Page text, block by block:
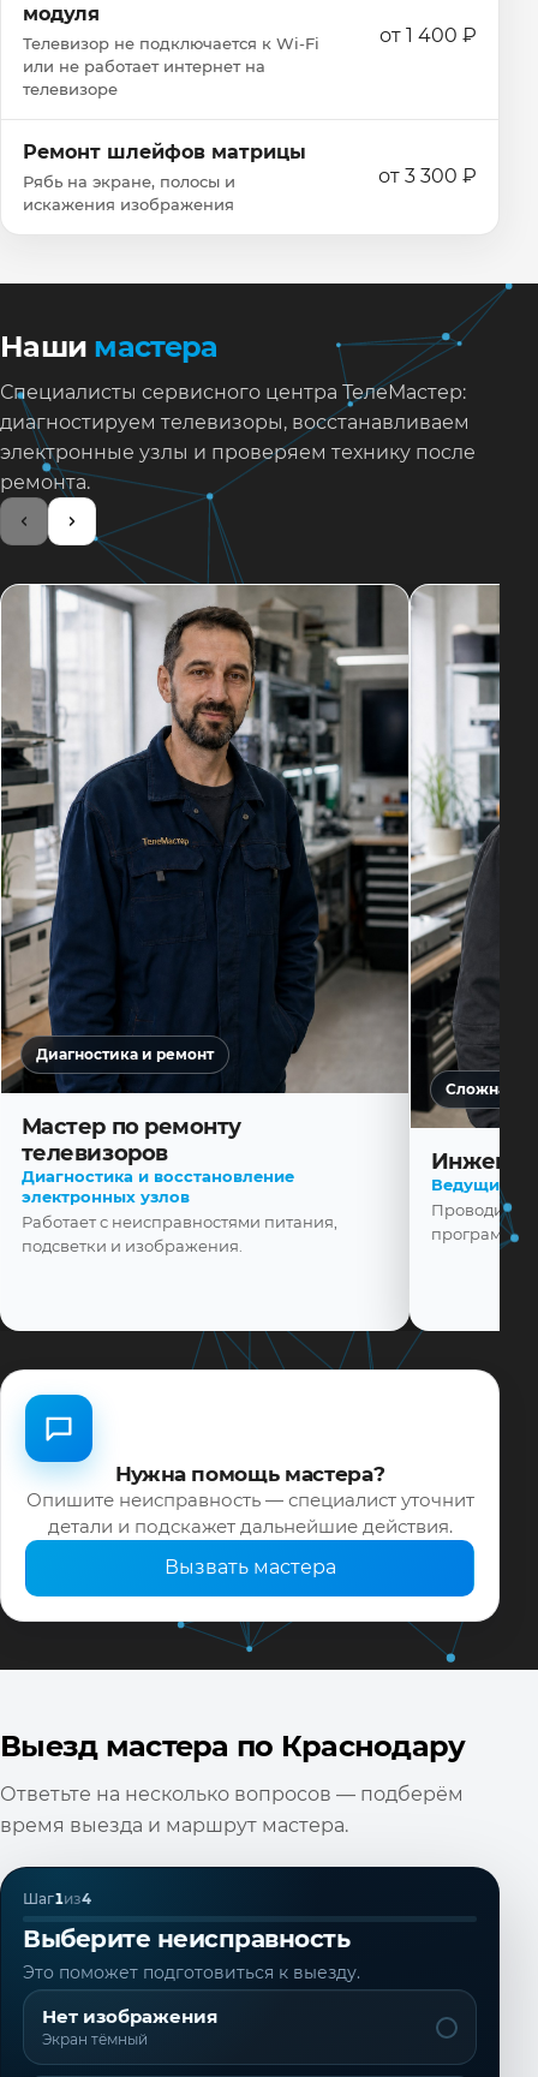
модуля
Телевизор не подключается к Wi‑Fi
или не работает интернет на
телевизоре
от 1 400 ₽
Ремонт шлейфов матрицы
Рябь на экране, полосы и
искажения изображения
от 3 300 ₽
Наши мастера
Специалисты сервисного центра ТелеМастер:
диагностируем телевизоры, восстанавливаем
электронные узлы и проверяем технику после
ремонта.
Диагностика и ремонт
Мастер по ремонту
телевизоров
Диагностика и восстановление
электронных узлов
Работает с неисправностями питания,
подсветки и изображения.
Сложная
Ведущий
Проводит
Нужна помощь мастера?
Опишите неисправность — специалист уточнит
детали и подскажет дальнейшие действия.
Вызвать мастера
Выезд мастера по Краснодару
Ответьте на несколько вопросов — подберём
время выезда и маршрут мастера.
Шаг1из4
Выберите неисправность
Это поможет подготовиться к выезду.
Нет изображения
Экран тёмный